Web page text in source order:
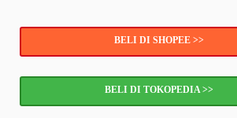
BELI DI SHOPEE >>
BELI DI TOKOPEDIA >>